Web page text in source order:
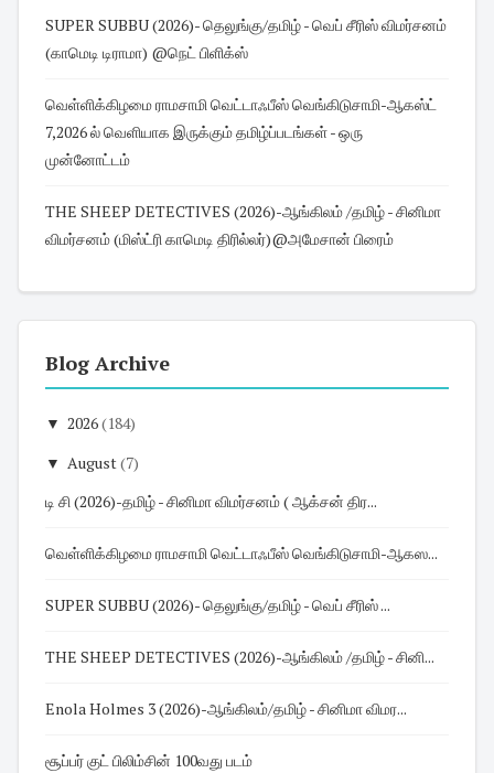
SUPER SUBBU (2026)- தெலுங்கு/தமிழ் - வெப் சீரிஸ் விமர்சனம்
(காமெடி டிராமா) @நெட் பிளிக்ஸ்
வெள்ளிக்கிழமை ராமசாமி வெட்டாஃபீஸ் வெங்கிடுசாமி-ஆகஸ்ட்
7,2026 ல் வெளியாக இருக்கும் தமிழ்ப்படங்கள் - ஒரு
முன்னோட்டம்
THE SHEEP DETECTIVES (2026)-ஆங்கிலம் /தமிழ் - சினிமா
விமர்சனம் (மிஸ்ட்ரி காமெடி திரில்லர்)@அமேசான் பிரைம்
Blog Archive
▼ 2026(184)
▼ August(7)
டி சி (2026)-தமிழ் - சினிமா விமர்சனம் ( ஆக்சன் திர...
வெள்ளிக்கிழமை ராமசாமி வெட்டாஃபீஸ் வெங்கிடுசாமி-ஆகஸ...
SUPER SUBBU (2026)- தெலுங்கு/தமிழ் - வெப் சீரிஸ் ...
THE SHEEP DETECTIVES (2026)-ஆங்கிலம் /தமிழ் - சினி...
Enola Holmes 3 (2026)-ஆங்கிலம்/தமிழ் - சினிமா விமர...
சூப்பர் குட் பிலிம்சின் 100வது படம்